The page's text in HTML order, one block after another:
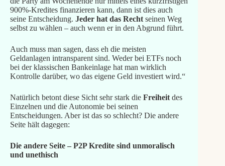
900%-Kredites finanzieren kann, dann ist dies auch
seine Entscheidung. Jeder hat das Rechtseinen Weg
selbst zu wählen – auch wenn er in den Abgrund führt.
Auch muss man sagen, dass eh die meisten
Geldanlagen intransparent sind. Weder bei ETFs noch
bei der klassischen Bankeinlage hat man wirklich
Kontrolle darüber, wo das eigene Geld investiert wird.“
Natürlich betont diese Sicht sehr stark die Freiheitdes
Einzelnen und die Autonomie bei seinen
Entscheidungen. Aber ist das so schlecht? Die andere
Seite hält dagegen:
Die andere Seite – P2P Kredite sind unmoralisch
und unethisch